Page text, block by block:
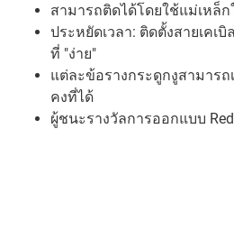
สามารถติดได้โดยใช้แม่เหล็
ประหยัดเวลา: ติดตั้งสายเคเ
ที่ "ง่าย"
แต่ละข้อรางกระดูกงูสามาร
คงที่ได้
ผู้ชนะรางวัลการออกแบบ